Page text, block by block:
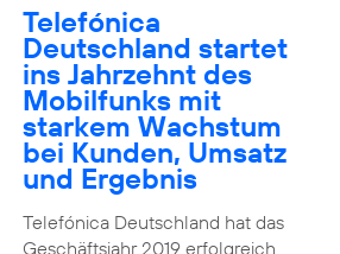
Telefónica
Deutschland startet
ins Jahrzehnt des
Mobilfunks mit
starkem Wachstum
bei Kunden, Umsatz
und Ergebnis
Telefónica Deutschland hat das
Geschäftsjahr 2019 erfolgreich